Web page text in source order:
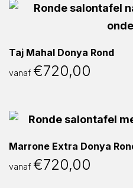
Taj Mahal Donya Rond
vanaf €720,00
Marrone Extra Donya
vanaf €720,00